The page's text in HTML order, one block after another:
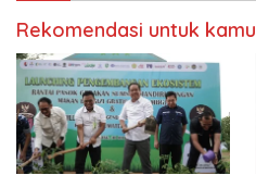
Rekomendasi untuk kamu